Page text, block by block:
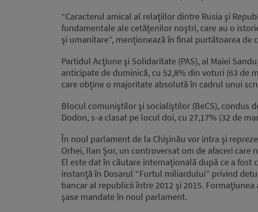
“Caracterul amical al relaţiilor dintre Rusia şi
fundamentale ale cetăţenilor noştri, care au o
şi umanitare”, menţionează în final purtătoarea de
Partidul Acţiune şi Solidaritate (PAS), al Maiei
anticipate de duminică, cu 52,8% din voturi (63 de
care obţine o majoritate absolută în cadrul unui
Blocul comuniştilor şi socialiştilor (BeCS), condus
Dodon, s-a clasat pe locul doi, cu 27,17% (32 de
În noul parlament de la Chişinău vor intra şi
Orhei, Ilan Şor, un controversat om de afaceri
El este dat în căutare internaţională după ce a
instanţă în Dosarul “Furtul miliardului” privind
bancar al republicii între 2012 şi 2015.
şase mandate în noul parlament.